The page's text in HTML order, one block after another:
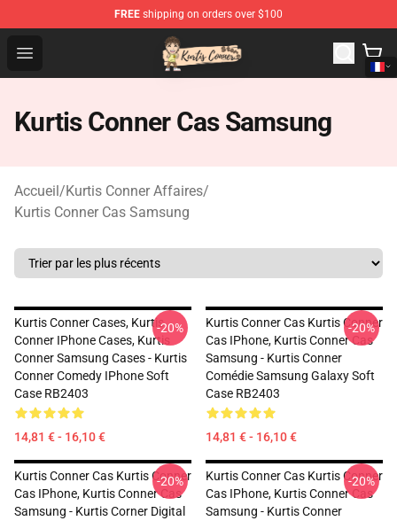
FREE shipping on orders over $100
Open menu
Kurtis Conner Store - Official Kurtis Conner Merchandise
Kurtis Conner Cas Samsung
Accueil/Kurtis Conner Affaires/
Kurtis Conner Cas Samsung
Kurtis Conner Cases, Kurtis
Conner IPhone Cases, Kurtis
Conner Samsung Cases - Kurtis
Conner Comedy IPhone Soft
Case RB2403
14,81 € - 16,10 €
-20%
Kurtis Conner Cas Kurtis Conner
Cas IPhone, Kurtis Conner Cas
Samsung - Kurtis Conner
Comédie Samsung Galaxy Soft
Case RB2403
14,81 € - 16,10 €
-20%
Kurtis Conner Cas Kurtis Conner
Cas IPhone, Kurtis Conner Cas
Samsung - Kurtis Corner Digital
-20%
Kurtis Conner Cas Kurtis Conner
Cas IPhone, Kurtis Conner Cas
Samsung - Kurtis Conner
-20%